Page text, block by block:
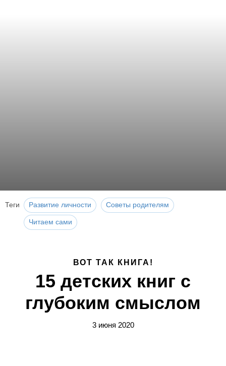
Теги Развитие личности Советы родителям
Читаем сами
ВОТ ТАК КНИГА!
15 детских книг с
глубоким смыслом
3 июня 2020